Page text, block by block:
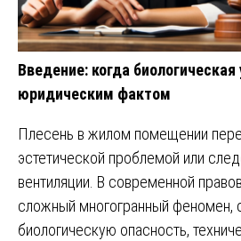
Введение: когда биологическая
юридическим фактом
Плесень в жилом помещении
эстетической проблемой или
вентиляции. В современной
сложный многогранный феномен,
биологическую опасность,